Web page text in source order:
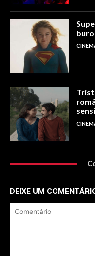
DEIXE UM